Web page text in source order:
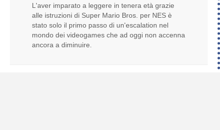
L'aver imparato a leggere in tenera età grazie
alle istruzioni di Super Mario Bros. per NES è
stato solo il primo passo di un'escalation nel
mondo dei videogames che ad oggi non accenna
ancora a diminuire.